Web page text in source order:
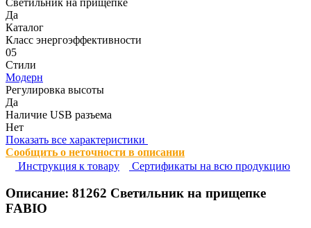
Да
Каталог
Класс энергоэффективности
05
Стили
Модерн
Регулировка высоты
Да
Наличие USB разъема
Нет
Показать все характеристики
Сообщить о неточности в описании
Инструкция к товару
Сертификаты на всю продукцию
Описание: 81262 Светильник на прищепке
FABIO